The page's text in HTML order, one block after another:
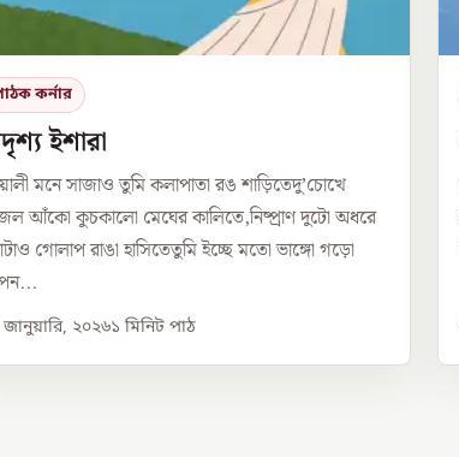
কর্নার
ইশারা
মনে সাজাও তুমি কলাপাতা রঙ শাড়িতেদু’চোখে
আঁকো কুচকালো মেঘের কালিতে,নিষ্প্রাণ দুটো অধরে
গোলাপ রাঙা হাসিতেতুমি ইচ্ছে মতো ভাঙ্গো গড়ো
২০২৬১ মিনিট পাঠ